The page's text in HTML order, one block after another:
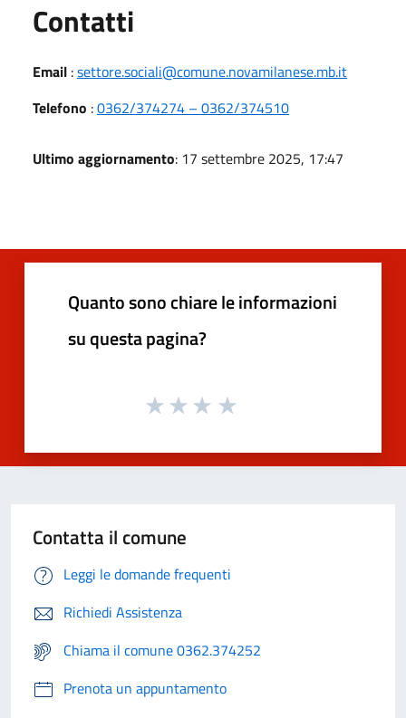
Contatti
Email :settore.sociali@comune.novamilanese.mb.it
Telefono :0362/374274 – 0362/374510
Ultimo aggiornamento: 17 settembre 2025, 17:47
Quanto sono chiare le informazioni
su questa pagina?
Contatta il comune
Leggi le domande frequenti
Richiedi Assistenza
Chiama il comune 0362.374252
Prenota un appuntamento